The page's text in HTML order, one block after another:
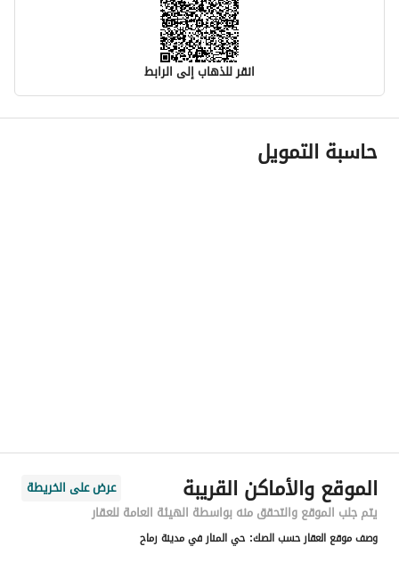
انقر للذهاب إلى الرابط
معلومات مسؤول الإعلان
اسم المسؤول
رقم المبنى
3581
الرقم الاضافي
8549
حاسبة التمويل
الموقع والأماكن القريبة
عرض على الخريطة
يتم جلب الموقع والتحقق منه بواسطة الهيئة العامة للعقار
وصف موقع العقار حسب الصك: حي المنار في مدينة رماح